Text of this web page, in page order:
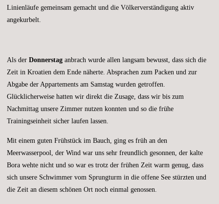
Linienläufe gemeinsam gemacht und die Völkerverständigung aktiv
angekurbelt.
Als derDonnerstag anbrach wurde allen langsam bewusst, dass sich die
Zeit in Kroatien dem Ende näherte. Absprachen zum Packen und zur
Abgabe der Appartements am Samstag wurden getroffen.
Glücklicherweise hatten wir direkt die Zusage, dass wir bis zum
Nachmittag unsere Zimmer nutzen konnten und so die frühe
Trainingseinheit sicher laufen lassen.
Mit einem guten Frühstück im Bauch, ging es früh an den
Meerwasserpool, der Wind war uns sehr freundlich gesonnen, der kalte
Bora wehte nicht und so war es trotz der frühen Zeit warm genug, dass
sich unsere Schwimmer vom Sprungturm in die offene See stürzten und
die Zeit an diesem schönen Ort noch einmal genossen.